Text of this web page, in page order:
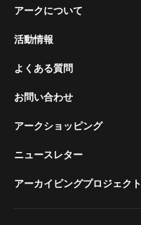
アークについて
活動情報
よくある質問
お問い合わせ
アークショッピング
ニュースレター
アーカイビングプロジェクト